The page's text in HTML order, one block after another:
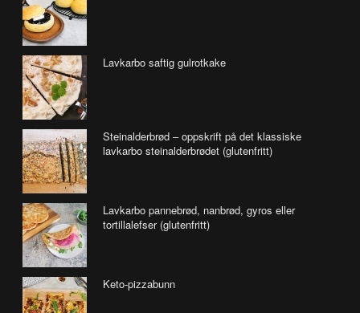
Lavkarbo saftig gulrotkake
Steinalderbrød – oppskrift på det klassiske
lavkarbo steinalderbrødet (glutenfritt)
Lavkarbo pannebrød, nanbrød, gyros eller
tortillalefser (glutenfritt)
Keto-pizzabunn